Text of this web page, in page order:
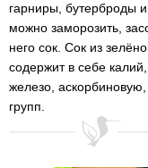
гарниры, бутерброды
можно заморозить,
него сок. Сок из
содержит в себе
железо,
групп.